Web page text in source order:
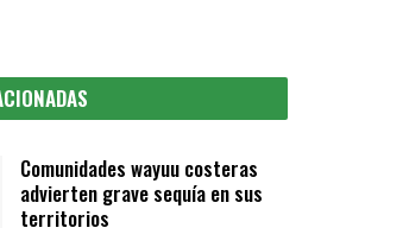
Comunidades wayuu costeras
advierten grave sequía en sus
territorios